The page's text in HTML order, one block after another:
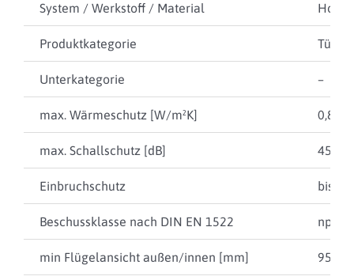
System / Werkstoff / Material Holz
Produktkategorie Türen
Unterkategorie –
max. Wärmeschutz [W/m²K] 0,80
max. Schallschutz [dB] 45
Einbruchschutz bis
Beschussklasse nach DIN EN 1522 npd
min Flügelansicht außen/innen [mm] 95 /